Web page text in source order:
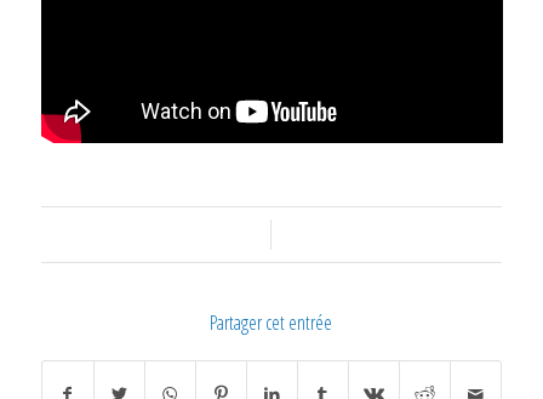
Partager cet entrée